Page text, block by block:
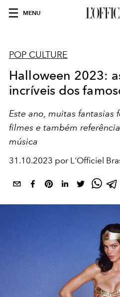
MENU
POP CULTURE
Halloween 2023:
incríveis dos
Este ano, muitas fantasias
filmes e também
música
31.10.2023 por L'Officiel